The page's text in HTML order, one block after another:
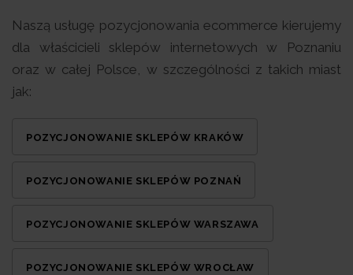
Naszą usługę pozycjonowania ecommerce kierujemy
dla właścicieli sklepów internetowych w Poznaniu
oraz w całej Polsce, w szczególności z takich miast
jak:
POZYCJONOWANIE SKLEPÓW KRAKÓW
POZYCJONOWANIE SKLEPÓW POZNAŃ
POZYCJONOWANIE SKLEPÓW WARSZAWA
POZYCJONOWANIE SKLEPÓW WROCŁAW